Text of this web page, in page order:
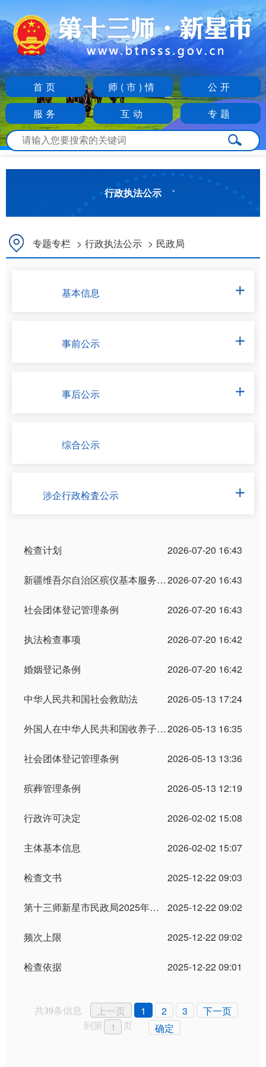
首页 师(市)情
公开
服务
互动 专题
行政执法公示
专题专栏 > 行政执法公示 > 民政局
基本信息 
事前公示 
事后公示 
综合公示
涉企行政检査公示 
2026-07-20 16:43
检查计划
2026-07-20 16:43
新疆维吾尔自治区殡仪基本服务收费标准表
2026-07-20 16:43
社会团体登记管理条例
2026-07-20 16:42
执法检查事项
2026-07-20 16:42
婚姻登记条例
2026-05-13 17:24
中华人民共和国社会救助法
2026-05-13 16:35
外国人在中华人民共和国收养子女登记办法
2026-05-13 13:36
社会团体登记管理条例
2026-05-13 12:19
殡葬管理条例
2026-02-02 15:08
行政许可决定
2026-02-02 15:07
主体基本信息
2025-12-22 09:03
检查文书
2025-12-22 09:02
第十三师新星市民政局2025年度涉企行政检查工作计划
2025-12-22 09:02
频次上限
2025-12-22 09:01
检查依据
共39条信息 上一页 1 2 3
下一页
到第
页 确定